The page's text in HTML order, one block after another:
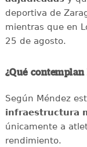
deportiva de
mientras que en
25 de agosto.
¿Qué
Según Méndez
infraestructura
únicamente a
rendimiento.